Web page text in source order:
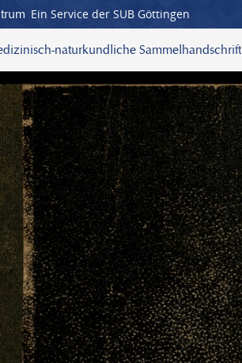
Ein Service der SUB Göttingen
naturkundliche Sammelhandschrift